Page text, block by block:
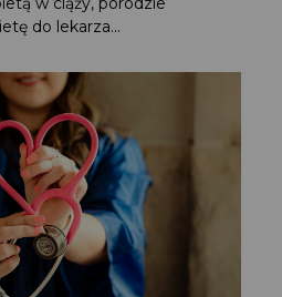
porodzie oraz połogu i kieruje